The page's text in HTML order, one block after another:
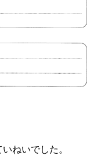
ねいでした。